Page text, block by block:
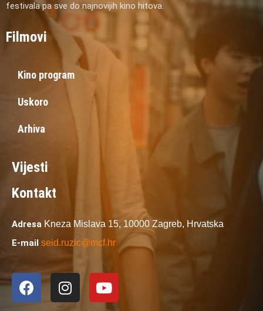
festivala pa sve do najnovijih kino hitova.
Filmovi
Kino program
Uskoro
Arhiva
Vijesti
Kontakt
Adresa Kneza Mislava 15, 10000 Zagreb, Hrvatska
E-mail seid.ruzic@mcf.hr